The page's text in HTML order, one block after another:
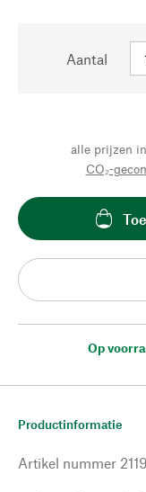
Aantal
alle prijzen
CO₂-
Op
Productinformatie
Artikel nummer